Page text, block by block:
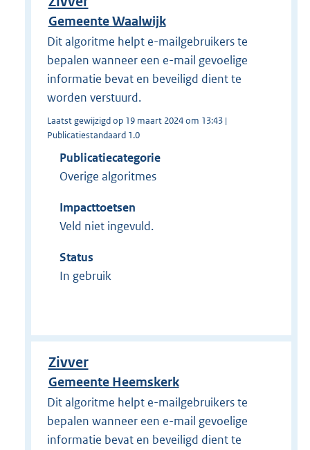
Gemeente Waalwijk
Dit algoritme helpt e-mailgebruikers te
bepalen wanneer een e-mail gevoelige
informatie bevat en beveiligd dient te
worden verstuurd.
Laatst gewijzigd op 19 maart 2024 om 13:43 |
Publicatiestandaard 1.0
Publicatiecategorie
Overige algoritmes
Impacttoetsen
Veld niet ingevuld.
Status
In gebruik
Zivver
Gemeente Heemskerk
Dit algoritme helpt e-mailgebruikers te
bepalen wanneer een e-mail gevoelige
informatie bevat en beveiligd dient te